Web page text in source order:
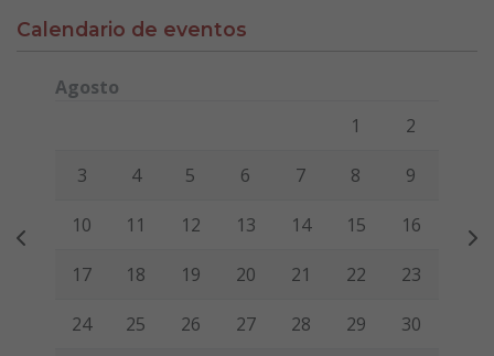
Calendario de eventos
Agosto
Viernes Sábado
1 2
3 4 5 6 7 8 9
10 11 12 13 14 15 16
17 18 19 20 21 22 23
24 25 26 27 28 29 30